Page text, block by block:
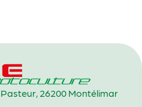
26200 Montélimar